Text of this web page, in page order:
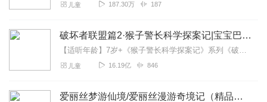
儿童 187.30万 187
破坏者联盟篇2·猴子警长科学探案记|宝宝巴士故事
【适听年龄】7岁+《猴子警长科学探案记》系列《破坏者联盟篇1·猴子警长科学探案记》>>>《破坏者联盟篇2·猴子警长科学探案记》>>>《破坏者联盟篇3·猴子警长科...
儿童 16.19亿 846
爱丽丝梦游仙境/爱丽丝漫游奇境记（精品多播有声剧）